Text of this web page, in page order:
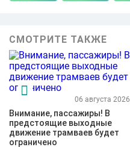
СМОТРИТЕ ТАКЖЕ
06 августа 2026
Внимание, пассажиры! В
предстоящие выходные
движение трамваев будет
ограничено